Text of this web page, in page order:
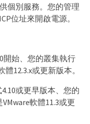
個別服務。您的管理
位址來開啟電源。
開始、您的叢集執行
12.3.x或更新版本。
或更早版本、您的
軟體11.3或更